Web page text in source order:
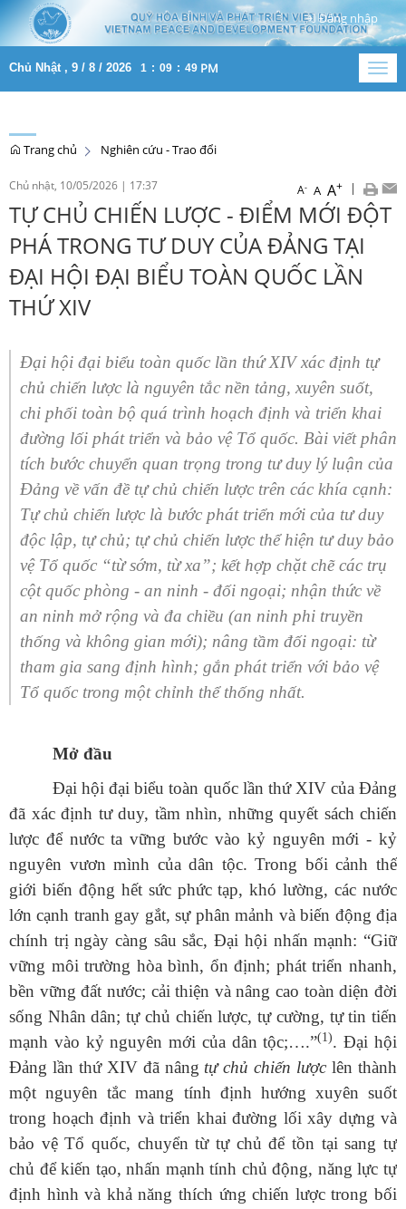
Đăng nhập
Chủ Nhật , 9 / 8 / 2026 1 : 09 : 50 PM
Trang chủ Nghiên cứu - Trao đổi
Chủ nhật, 10/05/2026 | 17:37 A- A A+ |
TỰ CHỦ CHIẾN LƯỢC - ĐIỂM MỚI ĐỘT
PHÁ TRONG TƯ DUY CỦA ĐẢNG TẠI
ĐẠI HỘI ĐẠI BIỂU TOÀN QUỐC LẦN
THỨ XIV
Đại hội đại biểu toàn quốc lần thứ XIV xác định tự
chủ chiến lược là nguyên tắc nền tảng, xuyên suốt,
chi phối toàn bộ quá trình hoạch định và triển khai
đường lối phát triển và bảo vệ Tổ quốc. Bài viết phân
tích bước chuyển quan trọng trong tư duy lý luận của
Đảng về vấn đề tự chủ chiến lược trên các khía cạnh:
Tự chủ chiến lược là bước phát triển mới của tư duy
độc lập, tự chủ; tự chủ chiến lược thể hiện tư duy bảo
vệ Tổ quốc “từ sớm, từ xa”; kết hợp chặt chẽ các trụ
cột quốc phòng - an ninh - đối ngoại; nhận thức về
an ninh mở rộng và đa chiều (an ninh phi truyền
thống và không gian mới); nâng tầm đối ngoại: từ
tham gia sang định hình; gắn phát triển với bảo vệ
Tổ quốc trong một chỉnh thể thống nhất.
Mở đầu
Đại hội đại biểu toàn quốc lần thứ XIV của Đảng
đã xác định tư duy, tầm nhìn, những quyết sách chiến
lược để nước ta vững bước vào kỷ nguyên mới - kỷ
nguyên vươn mình của dân tộc. Trong bối cảnh thế
giới biến động hết sức phức tạp, khó lường, các nước
lớn cạnh tranh gay gắt, sự phân mảnh và biến động địa
chính trị ngày càng sâu sắc, Đại hội nhấn mạnh: “Giữ
vững môi trường hòa bình, ổn định; phát triển nhanh,
bền vững đất nước; cải thiện và nâng cao toàn diện đời
sống Nhân dân; tự chủ chiến lược, tự cường, tự tin tiến
mạnh vào kỷ nguyên mới của dân tộc;….”(1). Đại hội
Đảng lần thứ XIV đã nâng tự chủ chiến lược lên thành
một nguyên tắc mang tính định hướng xuyên suốt
trong hoạch định và triển khai đường lối xây dựng và
bảo vệ Tổ quốc, chuyển từ tự chủ để tồn tại sang tự
chủ để kiến tạo, nhấn mạnh tính chủ động, năng lực tự
định hình và khả năng thích ứng chiến lược trong bối